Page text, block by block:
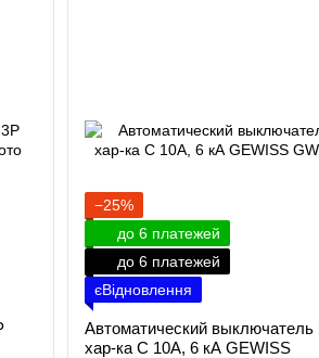
−25%
до 6 платежей
до 6 платежей
єВідновлення
Автоматический
хар-ка C 10А, 6 кА GEWISS